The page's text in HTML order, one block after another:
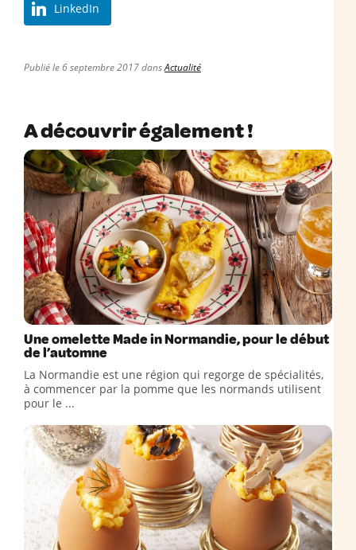
LinkedIn
Publié le 6 septembre 2017 dansActualité
A découvrir également !
Une omelette Made in Normandie, pour le début
de l’automne
La Normandie est une région qui regorge de spécialités,
à commencer par la pomme que les normands utilisent
pour le ...